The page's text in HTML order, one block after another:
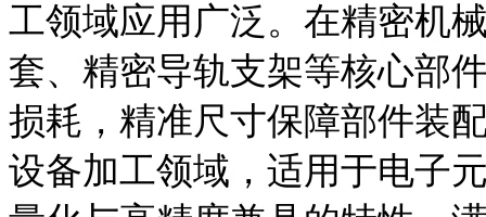
工领域应用广泛。在精密机
套、精密导轨支架等核心部
损耗，精准尺寸保障部件装
设备加工领域，适用于电子